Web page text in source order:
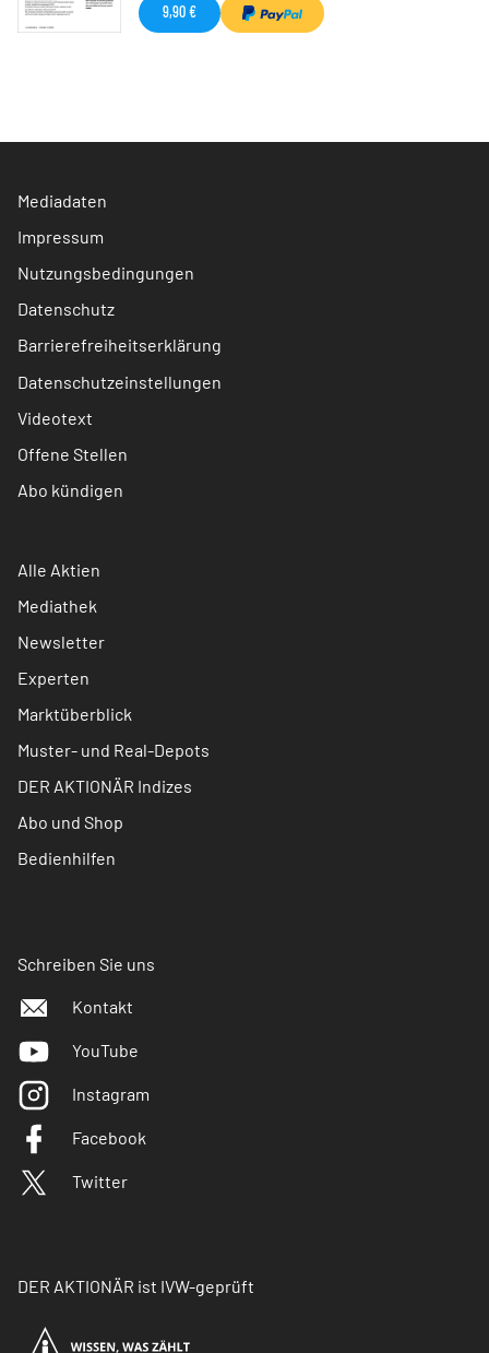
9,90 €
Mediadaten
Impressum
Nutzungsbedingungen
Datenschutz
Barrierefreiheitserklärung
Datenschutzeinstellungen
Videotext
Offene Stellen
Abo kündigen
Alle Aktien
Mediathek
Newsletter
Experten
Marktüberblick
Muster- und Real-Depots
DER AKTIONÄR Indizes
Abo und Shop
Bedienhilfen
Schreiben Sie uns
Kontakt
YouTube
Instagram
Facebook
Twitter
DER AKTIONÄR ist IVW-geprüft